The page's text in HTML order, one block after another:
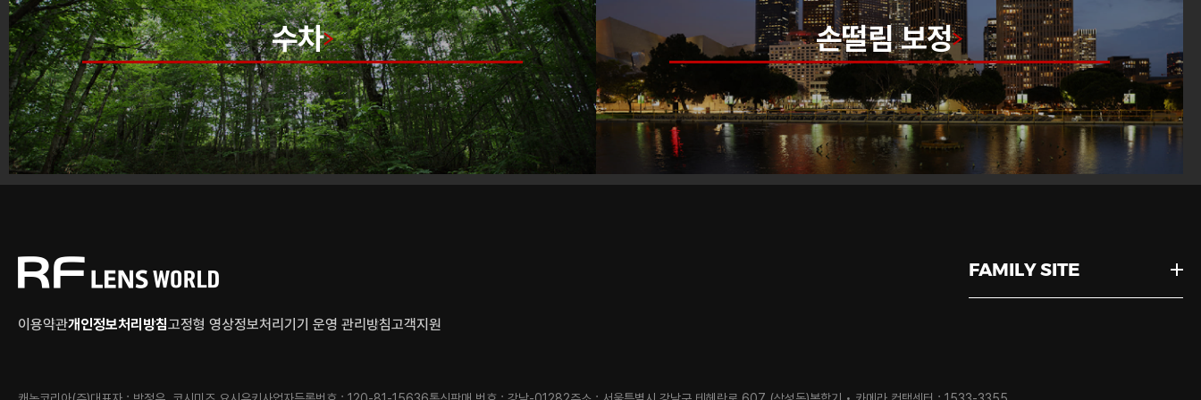
수차 손떨림 보정
이용약관개인정보처리방침고정형 영상정보처리기기 운영 관리방침고객지원
FAMILY SITE